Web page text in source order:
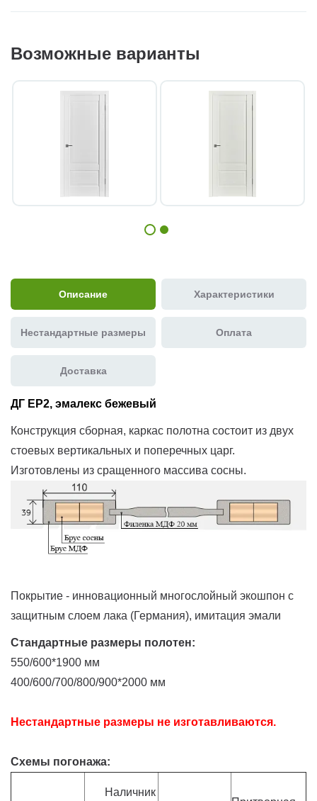
Возможные варианты
Описание Характеристики
Нестандартные размеры Оплата
Доставка
ДГ ЕР2, эмалекс бежевый
Конструкция сборная, каркас полотна состоит из двух
стоевых вертикальных и поперечных царг.
Изготовлены из сращенного массива сосны.
Покрытие - инновационный многослойный экошпон с
защитным слоем лака (Германия), имитация эмали
Стандартные размеры полотен:
550/600*1900 мм
400/600/700/800/900*2000 мм
Нестандартные размеры не изготавливаются.
Схемы погонажа:
Наличник